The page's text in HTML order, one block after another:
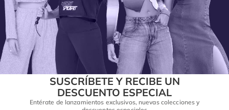
SUSCRÍBETE Y RECIBE UN
DESCUENTO ESPECIAL
Entérate de lanzamientos exclusivos, nuevas colecciones y